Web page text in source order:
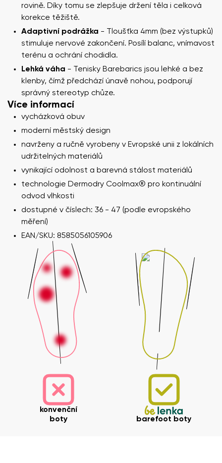
rovině. Díky tomu se zlepšuje držení těla i celková
korekce těžiště.
Adaptivní podrážka - Tloušťka 4mm (bez výstupků)
stimuluje nervové zakončení. Posílí balanc, vnímavost
terénu a ochrání chodidla.
Lehká váha - Tenisky Barebarics jsou lehké a bez
klenby, čímž předchází únavě nohou, podporují
správný stereotyp chůze.
Více informací
vycházková obuv
moderní městský design
navrženy a ručně vyrobeny v Evropské unii z lokálních
udržitelných materiálů
vynikající odolnost a barevná stálost materiálů
technologie Dermodry Coolmax® pro kontinuální
odvod vlhkosti
dostupné v číslech: 36 - 47 (podle evropského
měření)
EAN/SKU: 8585056105906
konvenční
boty
barefoot boty
Vaše jméno a příjmení
Váš e-mail
Vaše jméno Varianta